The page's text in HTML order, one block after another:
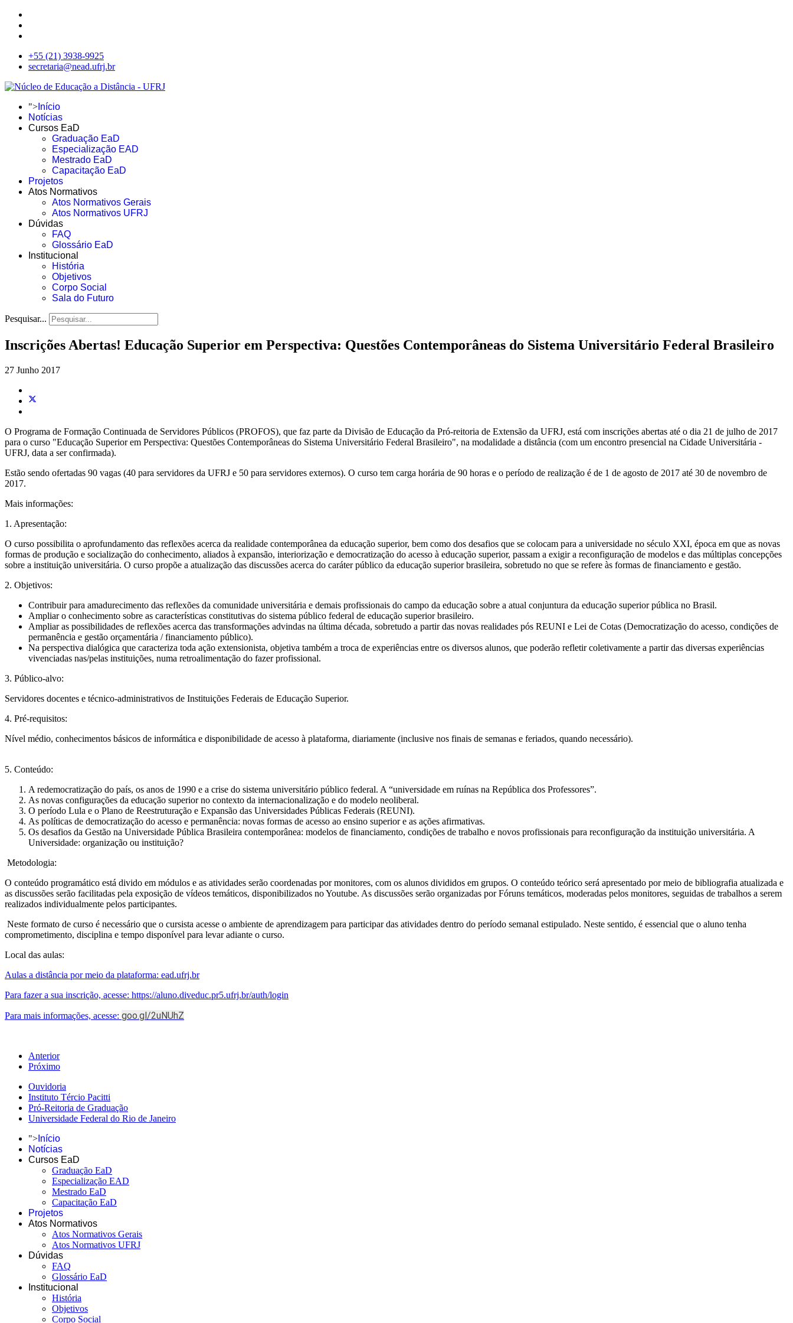
+55 (21) 3938-9925
secretaria@nead.ufrj.br
"> Início
Notícias
Cursos EaD
Graduação EaD
Especialização EAD
Mestrado EaD
Capacitação EaD
Projetos
Atos Normativos
Atos Normativos Gerais
Atos Normativos UFRJ
Dúvidas
FAQ
Glossário EaD
Institucional
História
Objetivos
Corpo Social
Sala do Futuro
Pesquisar...
Inscrições Abertas! Educação Superior em Perspectiva: Questões Contemporâneas do Sistema Universitário Federal Brasileiro
27 Junho 2017
O Programa de Formação Continuada de Servidores Públicos (PROFOS), que faz parte da Divisão de Educação da Pró-reitoria de Extensão da UFRJ, está com inscrições abertas até o dia 21 de julho de 2017
para o curso "Educação Superior em Perspectiva: Questões Contemporâneas do Sistema Universitário Federal Brasileiro", na modalidade a distância (com um encontro presencial na Cidade Universitária -
UFRJ, data a ser confirmada).
Estão sendo ofertadas 90 vagas (40 para servidores da UFRJ e 50 para servidores externos). O curso tem carga horária de 90 horas e o período de realização é de 1 de agosto de 2017 até 30 de novembro de
2017.
Mais informações:
1. Apresentação:
O curso possibilita o aprofundamento das reflexões acerca da realidade contemporânea da educação superior, bem como dos desafios que se colocam para a universidade no século XXI, época em que as novas
formas de produção e socialização do conhecimento, aliados à expansão, interiorização e democratização do acesso à educação superior, passam a exigir a reconfiguração de modelos e das múltiplas concepções
sobre a instituição universitária. O curso propõe a atualização das discussões acerca do caráter público da educação superior brasileira, sobretudo no que se refere às formas de financiamento e gestão.
2. Objetivos:
Contribuir para amadurecimento das reflexões da comunidade universitária e demais profissionais do campo da educação sobre a atual conjuntura da educação superior pública no Brasil.
Ampliar o conhecimento sobre as características constitutivas do sistema público federal de educação superior brasileiro.
Ampliar as possibilidades de reflexões acerca das transformações advindas na última década, sobretudo a partir das novas realidades pós REUNI e Lei de Cotas (Democratização do acesso, condições de
permanência e gestão orçamentária / financiamento público).
Na perspectiva dialógica que caracteriza toda ação extensionista, objetiva também a troca de experiências entre os diversos alunos, que poderão refletir coletivamente a partir das diversas experiências
vivenciadas nas/pelas instituições, numa retroalimentação do fazer profissional.
3. Público-alvo:
Servidores docentes e técnico-administrativos de Instituições Federais de Educação Superior.
4. Pré-requisitos:
Nível médio, conhecimentos básicos de informática e disponibilidade de acesso à plataforma, diariamente (inclusive nos finais de semanas e feriados, quando necessário).
5. Conteúdo:
A redemocratização do país, os anos de 1990 e a crise do sistema universitário público federal. A “universidade em ruínas na República dos Professores”.
As novas configurações da educação superior no contexto da internacionalização e do modelo neoliberal.
O período Lula e o Plano de Reestruturação e Expansão das Universidades Públicas Federais (REUNI).
As políticas de democratização do acesso e permanência: novas formas de acesso ao ensino superior e as ações afirmativas.
Os desafios da Gestão na Universidade Pública Brasileira contemporânea: modelos de financiamento, condições de trabalho e novos profissionais para reconfiguração da instituição universitária. A
Universidade: organização ou instituição?
Metodologia:
O conteúdo programático está divido em módulos e as atividades serão coordenadas por monitores, com os alunos divididos em grupos. O conteúdo teórico será apresentado por meio de bibliografia atualizada e
as discussões serão facilitadas pela exposição de vídeos temáticos, disponibilizados no Youtube. As discussões serão organizadas por Fóruns temáticos, moderadas pelos monitores, seguidas de trabalhos a serem
realizados individualmente pelos participantes.
Neste formato de curso é necessário que o cursista acesse o ambiente de aprendizagem para participar das atividades dentro do período semanal estipulado. Neste sentido, é essencial que o aluno tenha
comprometimento, disciplina e tempo disponível para levar adiante o curso.
Local das aulas:
Aulas a distância por meio da plataforma: ead.ufrj.br
Para fazer a sua inscrição, acesse: https://aluno.diveduc.pr5.ufrj.br/auth/login
Para mais informações, acesse: goo.gl/2uNUhZ
Anterior
Próximo
Ouvidoria
Instituto Tércio Pacitti
Pró-Reitoria de Graduação
Universidade Federal do Rio de Janeiro
"> Início
Notícias
Cursos EaD
Graduação EaD
Especialização EAD
Mestrado EaD
Capacitação EaD
Projetos
Atos Normativos
Atos Normativos Gerais
Atos Normativos UFRJ
Dúvidas
FAQ
Glossário EaD
Institucional
História
Objetivos
Corpo Social